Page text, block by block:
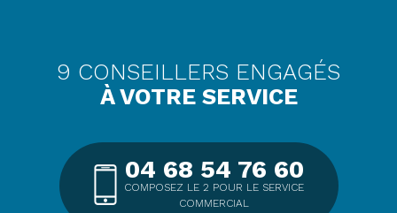
9 CONSEILLERS ENGAGÉS
À VOTRE SERVICE
04 68 54 76 60
COMPOSEZ LE 2 POUR LE SERVICE
COMMERCIAL